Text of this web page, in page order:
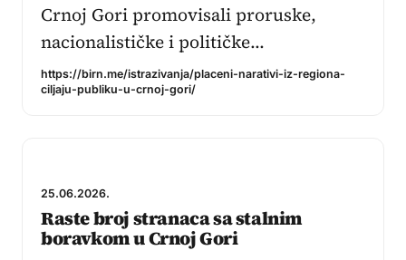
Crnoj Gori promovisali proruske,
nacionalističke i političke…
https://birn.me/istrazivanja/placeni-narativi-iz-regiona-
ciljaju-publiku-u-crnoj-gori/
25.06.2026.
Raste broj stranaca sa stalnim
boravkom u Crnoj Gori